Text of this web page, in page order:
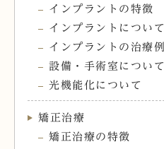
インプラントの特徴
インプラントについて
インプラントの治療例
設備・手術室について
光機能化について
矯正治療
矯正治療の特徴